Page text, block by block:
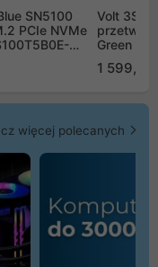
SN5100
PCIe NVMe
Volt
Green
1 599,00
więcej polecanych